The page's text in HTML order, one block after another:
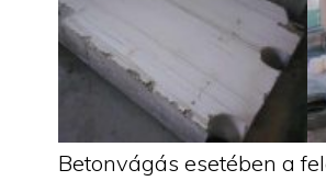
Betonvágás esetében a